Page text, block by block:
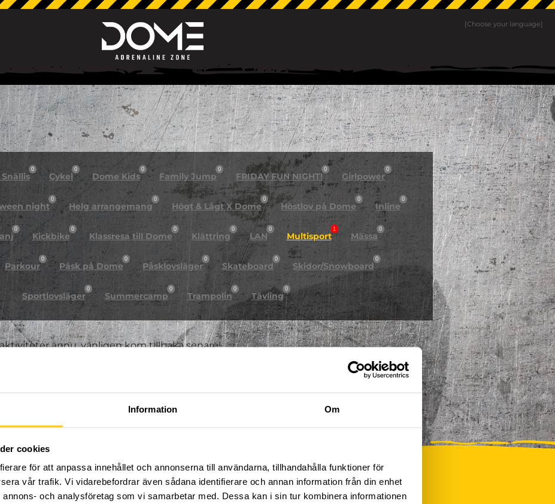
Information Om
cookies
för att anpassa innehållet och annonserna till användarna, tillhandahålla funktioner för
vår trafik. Vi vidarebefordrar även sådana identifierare och annan information från din enhet
och analysföretag som vi samarbetar med. Dessa kan i sin tur kombinera informationen
[Choose your language]
0
Cykel
0
Dome Kids
0
Family Jump
0
FRIDAY FUN NIGHT!
0
Girlpower
0
night
0
Helg arrangemang
0
Högt & Lågt X Dome
0
Höstlov på Dome
0
Inline
0
0
Kickbike
0
Klassresa till Dome
0
Klättring
0
LAN
0
Multisport
1
Mässa
0
Parkour
0
Påsk på Dome
0
Påsklovsläger
0
Skateboard
0
Skidor/Snowboard
0
Sportlovsläger
0
Summercamp
0
Trampolin
0
Tävling
0
ännu, vänligen kom tillbaka senare!